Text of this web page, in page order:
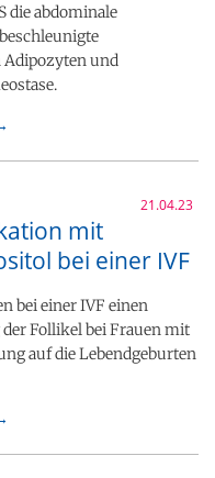
die abdominale
und
21.04.23
mit
bei einer IVF
bei einer IVF einen
Follikel bei Frauen mit
auf die Lebendgeburten